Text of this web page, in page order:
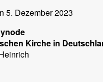
5. Dezember 2023
Kirche in